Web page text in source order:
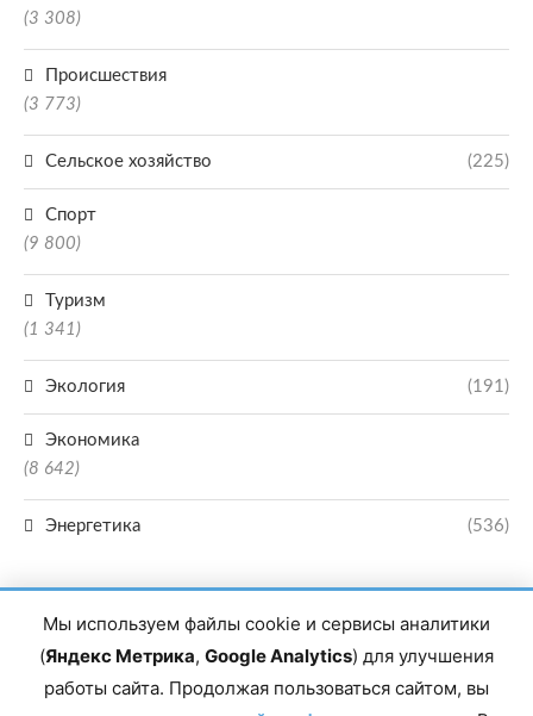
(3 308)
Происшествия
(3 773)
Сельское хозяйство (225)
Спорт
(9 800)
Туризм
(1 341)
Экология (191)
Экономика
(8 642)
Энергетика (536)
Главный редактор сетевого издания Магомаев Тимур Нухович. Контакты
Мы используем файлы cookie и сервисы аналитики
(Яндекс Метрика, Google Analytics) для улучшения
работы сайта. Продолжая пользоваться сайтом, вы